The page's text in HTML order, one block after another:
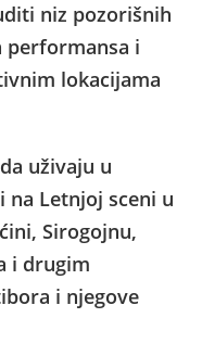
niz pozorišnih
performansa i
lokacijama
uživaju u
Letnjoj sceni u
Sirogojnu,
i drugim
i njegove